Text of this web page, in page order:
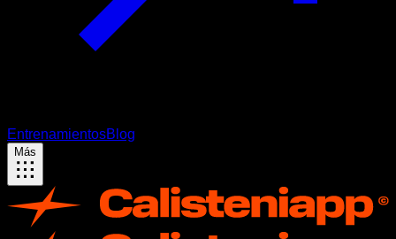
EntrenamientosBlog
Más